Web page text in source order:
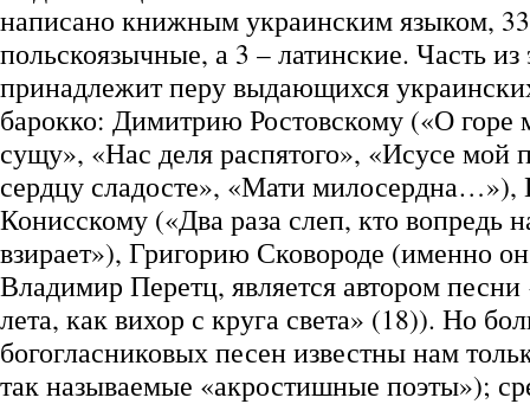
написано книжным украинским языком,
польскоязычные, а 3 – латинские. Часть
принадлежит перу выдающихся
барокко: Димитрию Ростовскому («О горе
сущу», «Нас деля распятого», «Исусе мой
сердцу сладосте», «Мати милосердна…»),
Конисскому («Два раза слеп, кто вопредь
взирает»), Григорию Сковороде (именно
Владимир Перетц, является автором
лета, как вихор с круга света» (18)). Но
богогласниковых песен известны нам
так называемые «акростишные поэты»);